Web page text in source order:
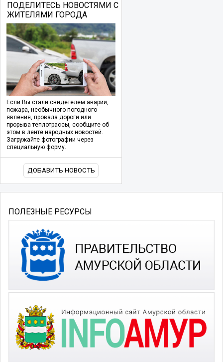
ПОДЕЛИТЕСЬ НОВОСТЯМИ С
ЖИТЕЛЯМИ ГОРОДА
Если Вы стали свидетелем аварии,
пожара, необычного погодного
явления, провала дороги или
прорыва теплотрассы, сообщите об
этом в ленте народных новостей.
Загружайте фотографии через
специальную форму.
ДОБАВИТЬ НОВОСТЬ
ПОЛЕЗНЫЕ РЕСУРСЫ